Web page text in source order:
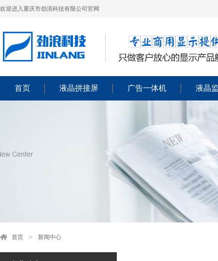
欢迎进入重庆市劲浪科技有限公司官网
首页 液晶拼接屏 广告一体机 液晶
首页 新闻中心